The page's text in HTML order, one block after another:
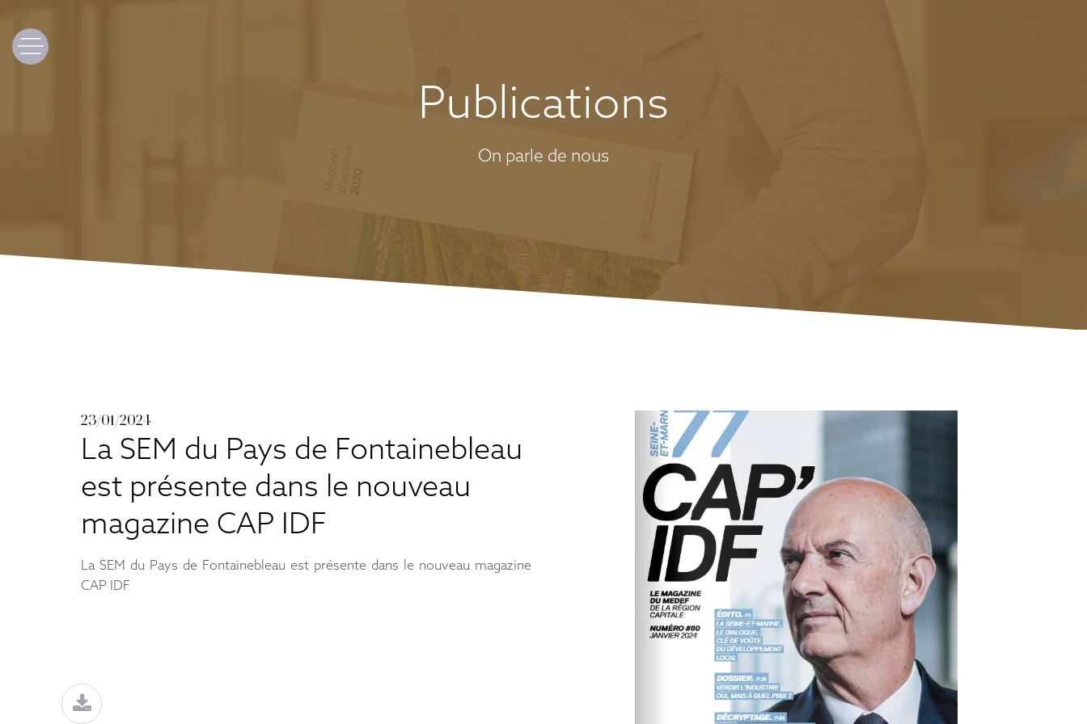
Publications
On parle de nous
23/01/2024
La SEM du Pays de Fontainebleau
est présente dans le nouveau
magazine CAP IDF
La SEM du Pays de Fontainebleau est présente dans le nouveau magazine
CAP IDF